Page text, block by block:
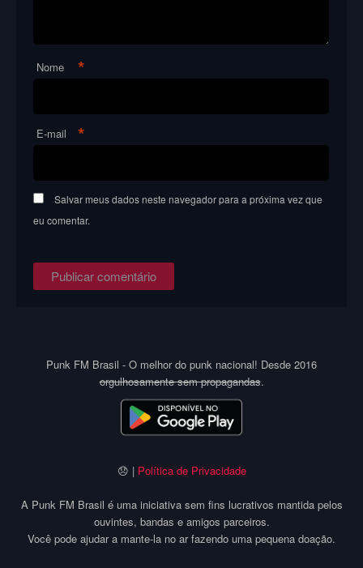
Nome *
E-mail *
Salvar meus dados neste navegador para a próxima vez que
eu comentar.
Punk FM Brasil - O melhor do punk nacional! Desde 2016
orgulhosamente sem propagandas.
😞 | Política de Privacidade
A Punk FM Brasil é uma iniciativa sem fins lucrativos mantida pelos
ouvintes, bandas e amigos parceiros.
Você pode ajudar a mante-la no ar fazendo uma pequena doação.